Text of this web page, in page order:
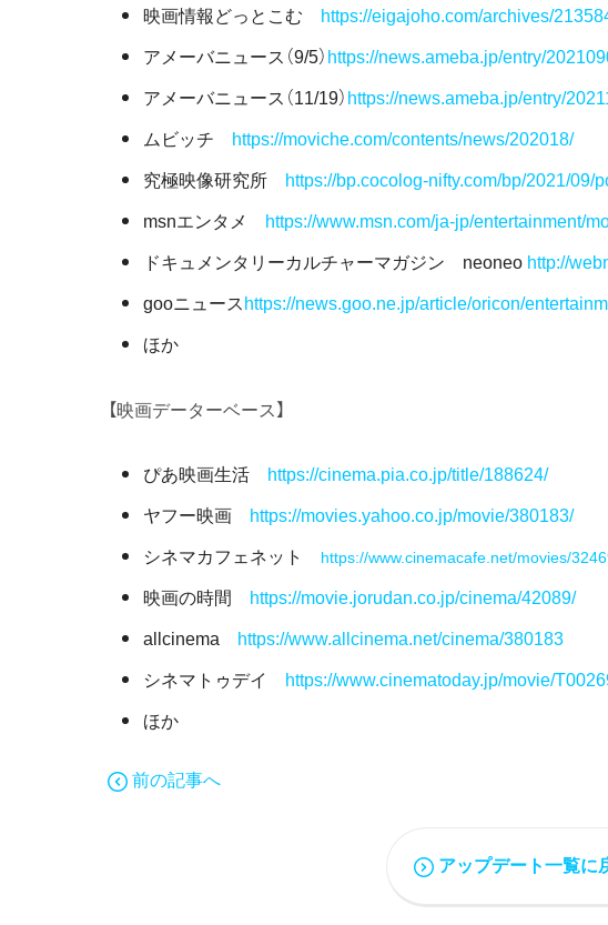
映画情報どっとこむ https://eigajoho.com/archives/
アメーバニュース（9/5）https://news.ameba.jp/entry/
アメーバニュース（11/19）https://news.ameba.jp/entry/
ムビッチ https://moviche.com/contents/news/202018/
究極映像研究所 https://bp.cocolog-nifty.com/bp/2021/09/
msnエンタメ https://www.msn.com/ja-jp/entertainment/
ドキュメンタリーカルチャーマガジン neoneo http://
gooニュースhttps://news.goo.ne.jp/article/oricon/
ほか
【映画データーベース】
ぴあ映画生活 https://cinema.pia.co.jp/title/188624/
ヤフー映画 https://movies.yahoo.co.jp/movie/380183/
シネマカフェネット
https://www.cinemacafe.net/movies/
映画の時間 https://movie.jorudan.co.jp/cinema/42089/
allcinema https://www.allcinema.net/cinema/380183
シネマトゥデイ https://www.cinematoday.jp/movie/
ほか
前の記事へ
アップデート一覧に